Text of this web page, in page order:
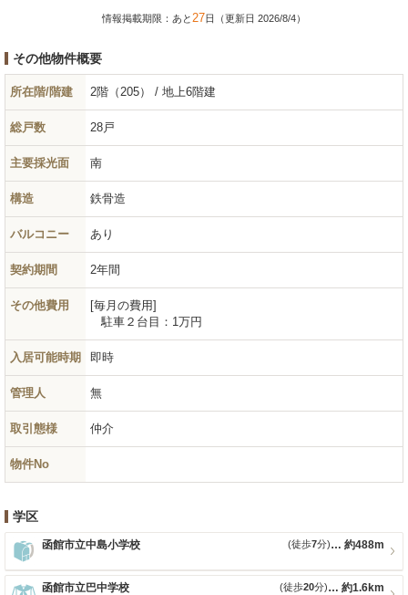
情報掲載期限：あと27日（更新日 2026/8/4）
その他物件概要
所在階/階建 2階（205） / 地上6階建
総戸数 28戸
主要採光面 南
構造 鉄骨造
バルコニー あり
契約期間 2年間
その他費用
毎月の費用
駐車２台目： 1万円
入居可能時期 即時
管理人 無
取引態様 仲介
物件No
学区
函館市立中島小学校 約488m
(徒歩7分)
函館市立巴中学校 約1.6km
(徒歩20分)